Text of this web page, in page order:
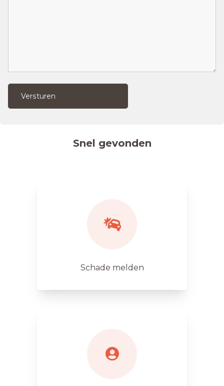
Versturen
Snel gevonden
Schade melden